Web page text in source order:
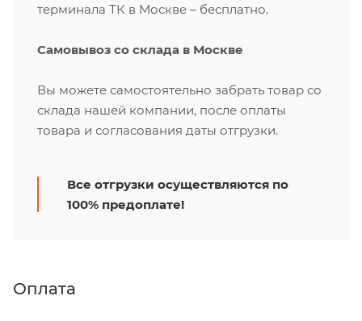
терминала ТК в Москве – бесплатно.
Самовывоз со склада в Москве
Вы можете самостоятельно забрать товар со
склада нашей компании, после оплаты
товара и согласования даты отгрузки.
Все отгрузки осуществляются по
100% предоплате!
Оплата